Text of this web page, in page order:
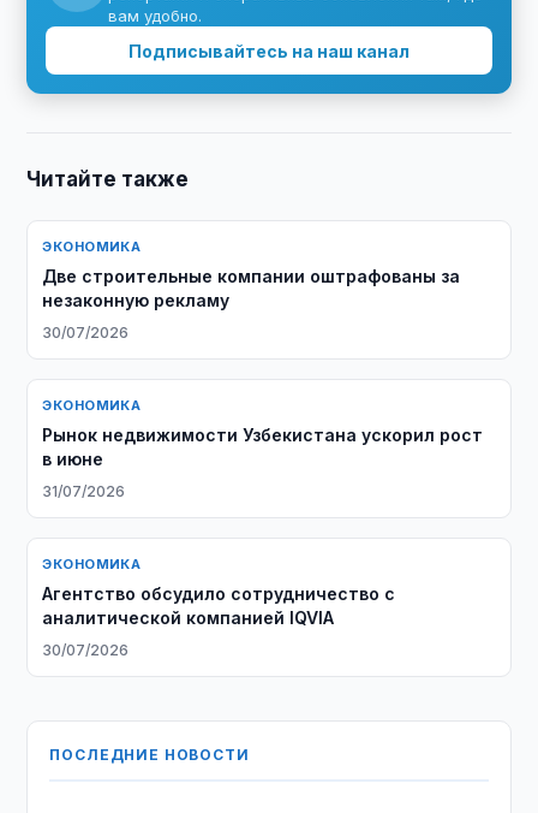
вам удобно.
Подписывайтесь на наш канал
Читайте также
ЭКОНОМИКА
Две строительные компании оштрафованы за
незаконную рекламу
30/07/2026
ЭКОНОМИКА
Рынок недвижимости Узбекистана ускорил рост
в июне
31/07/2026
ЭКОНОМИКА
Агентство обсудило сотрудничество с
аналитической компанией IQVIA
30/07/2026
ПОСЛЕДНИЕ НОВОСТИ